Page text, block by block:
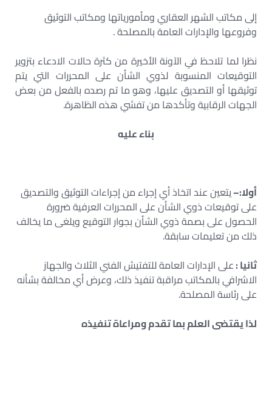
إلى مكاتب الشهر العقاري ومأمورياتها ومكاتب التوثيق
وفروعها والإدارات العامة بالمصلحة .
نظرا لما تلاحظ في الآونة الأخيرة من كثرة حالات الادعاء بتزوير
التوقيعات المنسوبة لذوي الشأن على المحررات التي يتم
توثيقها أو التصديق عليها، وهو ما تم رصده بالفعل من بعض
الجهات الرقابية وتأكدها من تفشي هذه الظاهرة.
بناء عليه
أولا:–يتعين عند اتخاذ أي إجراء من إجراءات التوثيق والتصديق
على توقيعات ذوي الشأن على المحررات العرفية ضرورة
الحصول على بصمة ذوي الشأن بجوار التوقيع ويلغى ما يخالف
ذلك من تعليمات سابقة.
ثانيا :على الإدارات العامة للتفتيش الفني الثلاث والجهاز
الاشرافي بالمكاتب مراقبة تنفيذ ذلك، وعرض أي مخالفة بشأنه
على رئاسة المصلحة.
لذا يقتضى العلم بما تقدم ومراعاة تنفيذه